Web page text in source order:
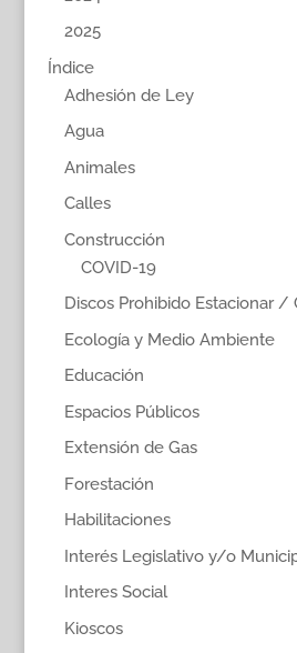
2025
Índice
Adhesión de Ley
Agua
Animales
Calles
Construcción
COVID-19
Discos Prohibido Estacionar /
Ecología y Medio Ambiente
Educación
Espacios Públicos
Extensión de Gas
Forestación
Habilitaciones
Interés Legislativo y/o
Interes Social
Kioscos